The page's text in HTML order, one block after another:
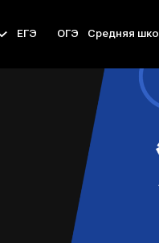
ЕГЭ ОГЭ Средняя